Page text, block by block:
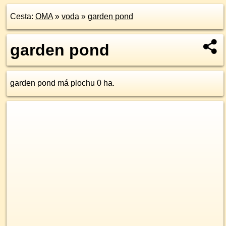
Cesta: OMA» voda » garden pond
garden pond
garden pond má plochu 0 ha.